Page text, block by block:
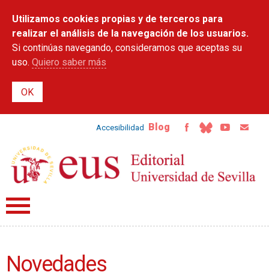
contenido
principal
Utilizamos cookies propias y de terceros para
realizar el análisis de la navegación de los usuarios.
Si continúas navegando, consideramos que aceptas su
uso. Quiero saber más
Accesibilidad Blog
Novedades